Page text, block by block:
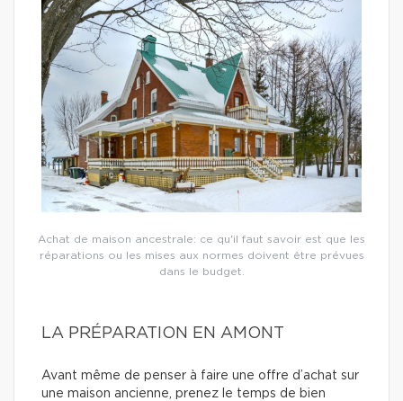
Achat de maison ancestrale: ce qu'il faut savoir est que les
réparations ou les mises aux normes doivent être prévues
dans le budget.
LA PRÉPARATION EN AMONT
Avant même de penser à faire une offre d’achat sur
une maison ancienne, prenez le temps de bien